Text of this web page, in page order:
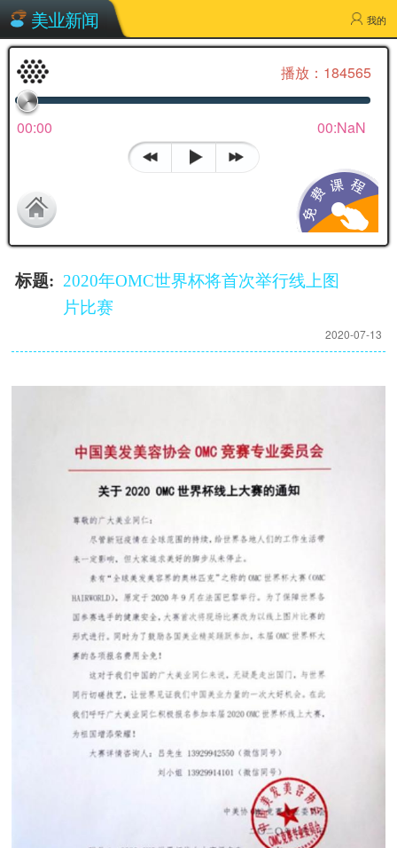
美业新闻 我的
2020年OMC世界杯将首次举行线上图片比赛
播放：184565
00:00 00:NaN
标题: 2020年OMC世界杯将首次举行线上图
片比赛
2020-07-13